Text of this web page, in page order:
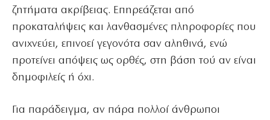
ζητήματα ακρίβειας. Επηρεάζεται από
προκαταλήψεις και λανθασμένες πληροφορίες που
ανιχνεύει, επινοεί γεγονότα σαν αληθινά, ενώ
προτείνει απόψεις ως ορθές, στη βάση τού αν είναι
δημοφιλείς ή όχι.
Για παράδειγμα, αν πάρα πολλοί άνθρωποι